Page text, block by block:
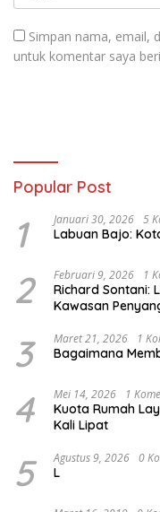
Simpan nama, email,
untuk komentar saya
Popular Post
1 Januari 30, 2026 5
Labuan Bajo:
2 Februari 9, 2026 1
Richard Sontani:
Kawasan
3 Maret 21, 2026 1
Bagaimana
4 Mei 14, 2026 1
Kuota Rumah
Kali Lipat
5 Agustus 9, 2026 0
L